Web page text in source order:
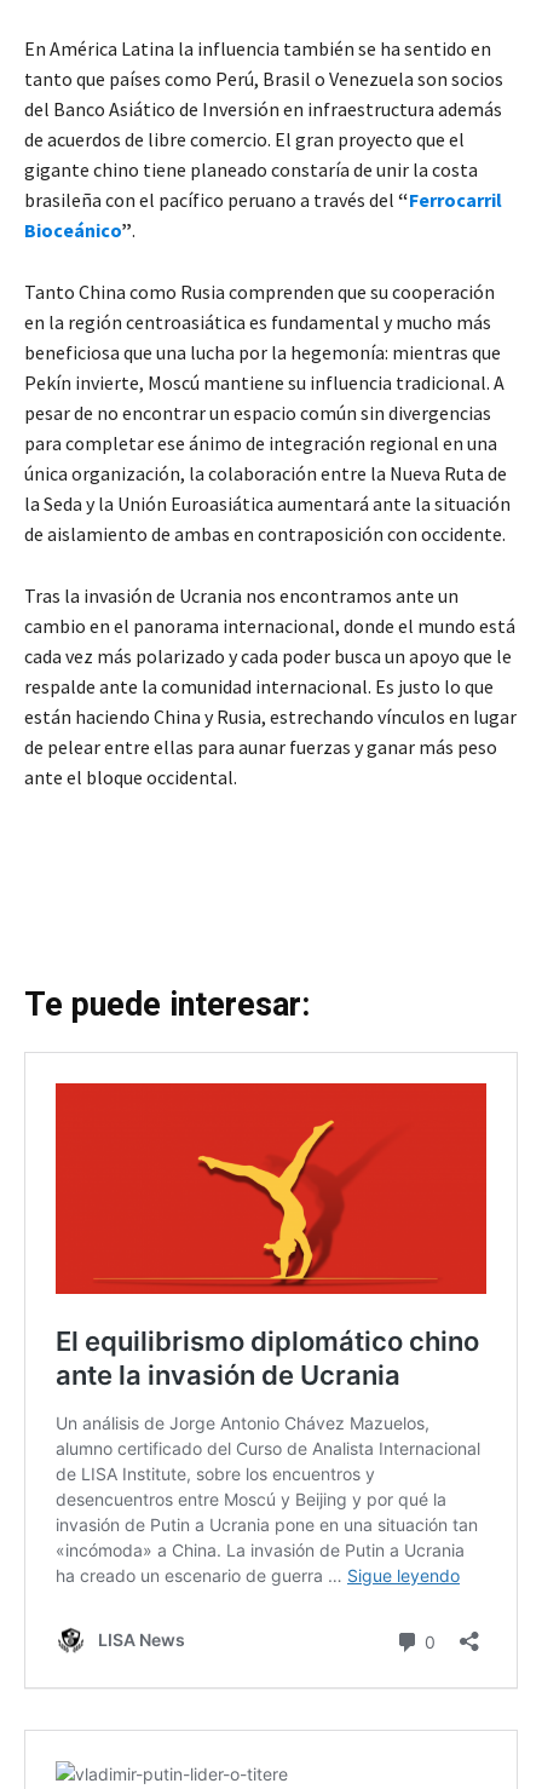
En América Latina la influencia también se ha sentido en
tanto que países como Perú, Brasil o Venezuela son socios
del Banco Asiático de Inversión en infraestructura además
de acuerdos de libre comercio. El gran proyecto que el
gigante chino tiene planeado constaría de unir la costa
brasileña con el pacífico peruano a través del “Ferrocarril
Bioceánico”.
Tanto China como Rusia comprenden que su cooperación
en la región centroasiática es fundamental y mucho más
beneficiosa que una lucha por la hegemonía: mientras que
Pekín invierte, Moscú mantiene su influencia tradicional. A
pesar de no encontrar un espacio común sin divergencias
para completar ese ánimo de integración regional en una
única organización, la colaboración entre la Nueva Ruta de
la Seda y la Unión Euroasiática aumentará ante la situación
de aislamiento de ambas en contraposición con occidente.
Tras la invasión de Ucrania nos encontramos ante un
cambio en el panorama internacional, donde el mundo está
cada vez más polarizado y cada poder busca un apoyo que le
respalde ante la comunidad internacional. Es justo lo que
están haciendo China y Rusia, estrechando vínculos en lugar
de pelear entre ellas para aunar fuerzas y ganar más peso
ante el bloque occidental.
Te puede interesar: